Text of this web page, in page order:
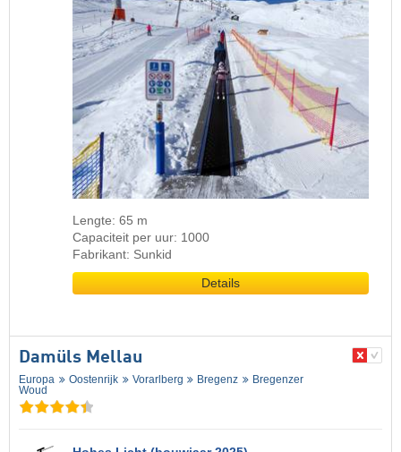
Lengte: 65 m
Capaciteit per uur: 1000
Fabrikant: Sunkid
Details
Damüls Mellau
Europa Oostenrijk Vorarlberg Bregenz
Bregenzer
Woud